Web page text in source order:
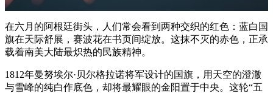
在六月的阿根廷街头，人们常会看到两种交织的红色：蓝白国
旗在天际舒展，赛波花在书页间绽放。这抹不灭的赤色，正承
载着南美大陆最炽热的民族精神。
1812年曼努埃尔·贝尔格拉诺将军设计的国旗，用天空的澄澈
与雪峰的纯白作底色，却将最耀眼的金阳置于中央。这轮“五